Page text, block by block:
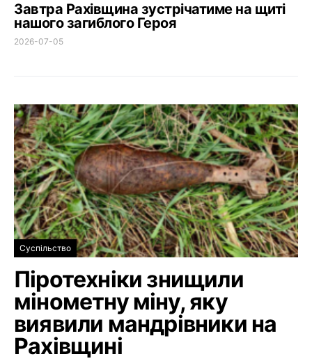
Завтра Рахівщина зустрічатиме на щиті
нашого загиблого Героя
2026-07-05
Суспільство
Піротехніки знищили
мінометну міну, яку
виявили мандрівники на
Рахівщині